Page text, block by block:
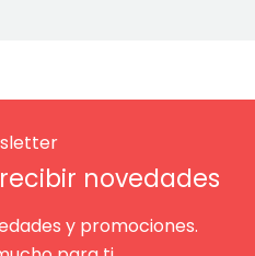
novedades
y promociones.